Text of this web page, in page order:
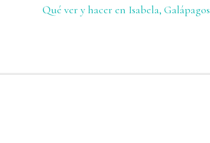
Qué ver y hacer en Isabela, Galápagos